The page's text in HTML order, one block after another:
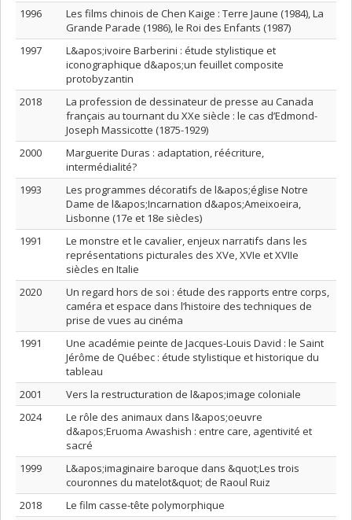
1996
Les films chinois de Chen Kaige : Terre Jaune (1984), La
Grande Parade (1986), le Roi des Enfants (1987)
1997
L&apos;ivoire Barberini : étude stylistique et
iconographique d&apos;un feuillet composite
protobyzantin
2018
La profession de dessinateur de presse au Canada
français au tournant du XXe siècle : le cas d’Edmond-
Joseph Massicotte (1875-1929)
2000
Marguerite Duras : adaptation, réécriture,
intermédialité?
1993
Les programmes décoratifs de l&apos;église Notre
Dame de l&apos;Incarnation d&apos;Ameixoeira,
Lisbonne (17e et 18e siècles)
1991
Le monstre et le cavalier, enjeux narratifs dans les
représentations picturales des XVe, XVIe et XVIIe
siècles en Italie
2020
Un regard hors de soi : étude des rapports entre corps,
caméra et espace dans l’histoire des techniques de
prise de vues au cinéma
1991
Une académie peinte de Jacques-Louis David : le Saint
Jérôme de Québec : étude stylistique et historique du
tableau
2001
Vers la restructuration de l&apos;image coloniale
2024
Le rôle des animaux dans l&apos;oeuvre
d&apos;Eruoma Awashish : entre care, agentivité et
sacré
1999
L&apos;imaginaire baroque dans &quot;Les trois
couronnes du matelot&quot; de Raoul Ruiz
2018
Le film casse-tête polymorphique